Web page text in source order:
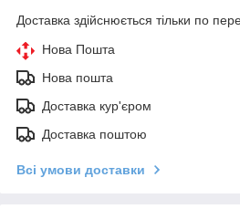
Доставка здійснюється тільки по
Нова Пошта
Нова пошта
Доставка кур'єром
Доставка поштою
Всі умови доставки